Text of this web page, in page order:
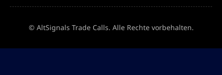
© AltSignals Trade Calls. Alle Rechte vorbehalten.